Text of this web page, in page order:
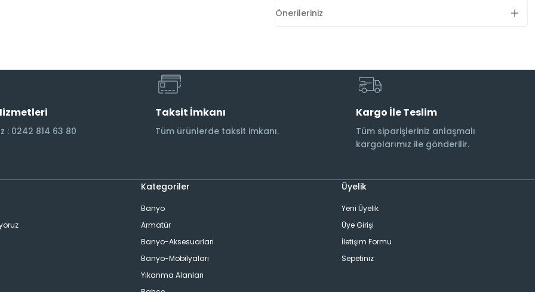
Önerileriniz
: 0242 814 63 80
Taksit İmkanı
Tüm ürünlerde taksit imkanı.
Kargo İle Teslim
Tüm siparişleriniz anlaşmalı
kargolarımız ile gönderilir.
Kategoriler
Banyo
Armatür
Banyo-Aksesuarlari
Banyo-Mobilyalari
Yıkanma Alanları
Üyelik
Yeni Üyelik
Üye Girişi
İletişim Formu
Sepetiniz